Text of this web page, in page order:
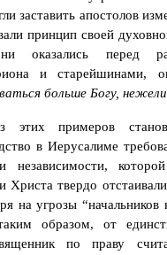
заставить апостолов
принцип своей
оказались перед
и старейшинами,
больше Богу,
этих примеров
в Иерусалиме
независимости,
Христа твердо
на угрозы
образом, от
по праву